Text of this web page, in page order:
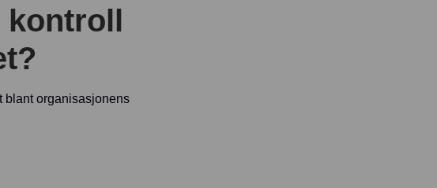
kontroll
blant organisasjonens